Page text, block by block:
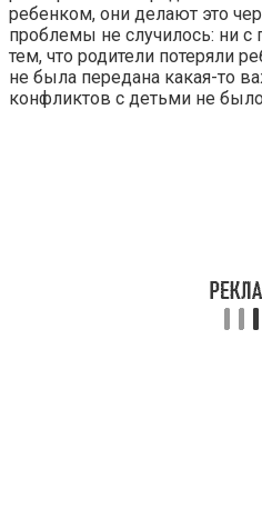
ребенком, они делают это
проблемы не случилось: ни с
тем, что родители потеряли
не была передана какая-то
конфликтов с детьми не